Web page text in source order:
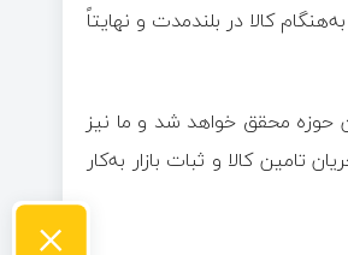
کالا در بلندمدت و نهایتاً
حوزه محقق خواهد شد و ما نیز
کالا و ثبات بازار به‌کار